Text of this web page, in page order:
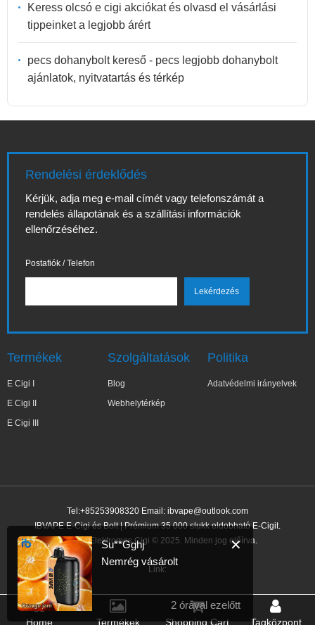
Keress olcsó e cigi akciókat és olvasd el vásárlási
tippeinket a legjobb árért
pecs dohanybolt kereső - pecs legjobb dohanybolt
ajánlatok, nyitvatartás és térkép
Rendelési érdeklődés
Kérjük, adja meg e-mail címét vagy telefonszámát a
rendelés állapotának és a szállítási információk
ellenőrzéséhez.
Postafiók / Telefon
Termékek
E Cigi I
E Cigi II
E Cigi III
Szolgáltatások
Blog
Webhelytérkép
Politika
Adatvédelmi irányelvek
Tel:+85253908320 Email: ibvape@outlook.com
IBVAPE E-Cigi és Bolt | Prémium 35 000 slukk eldobható E-Cigit.
IBVAPE Elektromos Cigi © 2025. Minden jog előírva.
Link:
Home Termékek Shopping Cart Tagközpont
✕
Su**Gghj
Nemrég vásárolt
2 órával ezelőtt